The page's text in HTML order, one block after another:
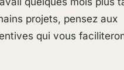
projets, pensez aux
qui vous